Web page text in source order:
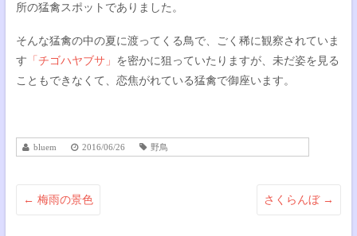
所の猛禽スポットでありました。
そんな猛禽の中の夏に渡ってくる鳥で、ごく稀に観察されていま
す 「チゴハヤブサ」 を密かに狙っていたりますが、未だ姿を見る
こともできなくて、恋焦がれている猛禽で御座います。
bluem 2016/06/26 野鳥
← 梅雨の景色 さくらんぼ →